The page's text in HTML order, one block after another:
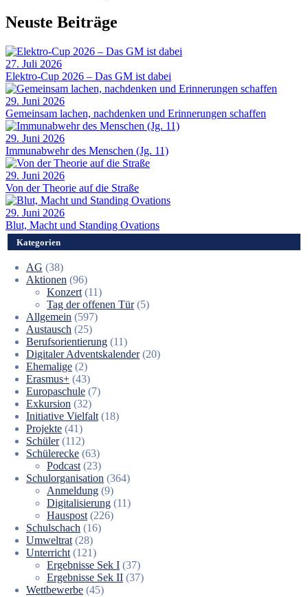
Neuste Beiträge
27. Juli 2026
Elektro-Cup 2026 – Das GM ist dabei
29. Juni 2026
Gemeinsam lachen, nachdenken und Erinnerungen schaffen
29. Juni 2026
Immunabwehr des Menschen (Jg. 11)
29. Juni 2026
Von der Theorie auf die Straße
29. Juni 2026
Blut, Macht und Standing Ovations
Kategorien
AG (38)
Aktionen (96)
Konzert (11)
Tag der offenen Tür(5)
Allgemein (597)
Austausch (25)
Berufsorientierung (11)
Digitaler Adventskalender(20)
Ehemalige (2)
Erasmus+ (43)
Europaschule (7)
Exkursion (32)
Initiative Vielfalt (18)
Projekte (41)
Schüler(112)
Schülerecke (63)
Podcast (23)
Schulorganisation (364)
Anmeldung (9)
Digitalisierung (11)
Hauspost (226)
Schulschach (16)
Umweltrat (28)
Unterricht (121)
Ergebnisse Sek I (37)
Ergebnisse Sek II (37)
Wettbewerbe (45)